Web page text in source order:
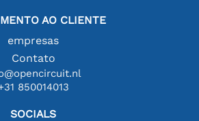
AO CLIENTE
empresas
Contato
850014013
SOCIALS